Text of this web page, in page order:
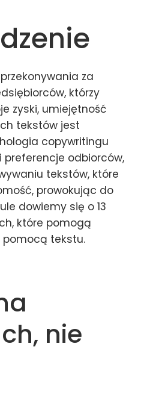
za
którzy
zyski, umiejętność
tekstów jest
copywritingu
preferencje odbiorców,
tekstów, które
prowokując do
dowiemy się o 13
które pomogą
pomocą tekstu.
nie